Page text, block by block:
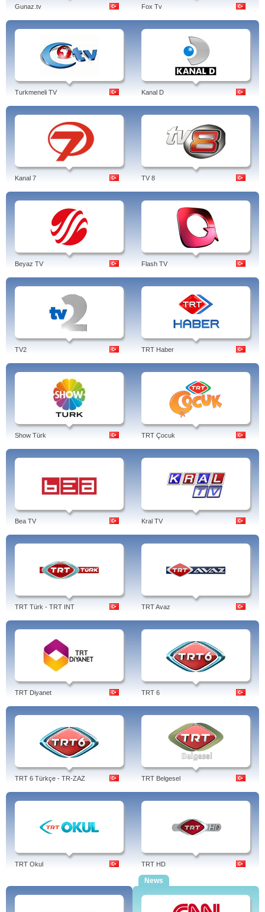
Gunaz.tv Fox Tv
Turkmeneli TV Kanal D
Kanal 7 TV 8
Beyaz TV Flash TV
TV2 TRT Haber
Show Türk TRT Çocuk
Bea TV Kral TV
TRT Türk - TRT INT TRT Avaz
TRT Diyanet TRT 6
TRT 6 Türkçe - TR-ZAZ TRT Belgesel
TRT Okul TRT HD
News